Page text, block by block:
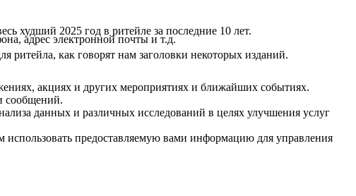
худший 2025 год в ритейле за последние 10 лет.
как говорят нам заголовки некоторых изданий.
адрес электронной почты и т.д.
акциях и других мероприятиях и ближайших событиях.
сообщений.
данных и различных исследований в целях улучшения услуг
предоставляемую вами информацию для управления